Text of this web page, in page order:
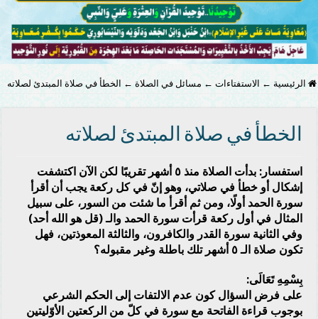
الرئيسية ← الاستفتاءات ← مسائل في الصلاة ← الخطأ في صلاة المبتدئ لصلاته
الخطأ في صلاة المبتدئ لصلاته
استفسار: بدأت الصلاة منذ ٥ أشهر تقريبًا لكن الآن اكتشفت
إشكال أو خطأ في صلاتي، وهو إنّ في كل ركعة يجب أن أقرأ
سورة الحمد أولًا، ومن ثم أقرأ ما شئت من السور، على سبيل
المثال في أول ركعة قرأت سورة الحمد والـ (قل هو الله أحد)
وفي الثانية سورة القدر والكافرون، والثالثة المعوذتين، فهل
تكون صلاة الـ ٥ أشهر تلك باطلة وغير مقبوله؟
بِسْمِهِ تَعَالَى:
على فرض السؤال كون عدم الالتفات إلى الحكم الشرعي
بوجوب قراءة الفاتحة مع سورة في كلّ من الركعتين الأوّليتين